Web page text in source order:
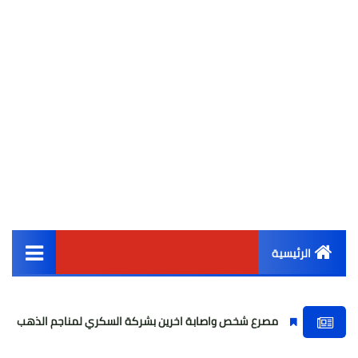
الرئيسية
أخبار مصر
مصرع شخص واصابة اخرين بشركة السكري لمناجم الذهب حقيقة